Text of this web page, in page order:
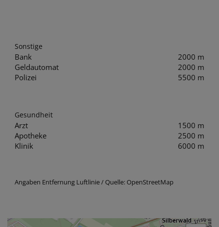
Sonstige
Bank
2000 m
Geldautomat
2000 m
Polizei
5500 m
Gesundheit
Arzt
1500 m
Apotheke
2500 m
Klinik
6000 m
Angaben Entfernung Luftlinie / Quelle: OpenStreetMap